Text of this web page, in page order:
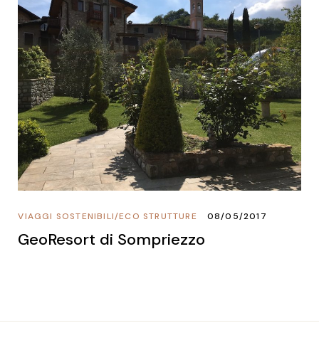
ECO STRUTTURE
/
VIAGGI SOSTENIBILI 08/05/2017
GeoResort di Sompriezzo